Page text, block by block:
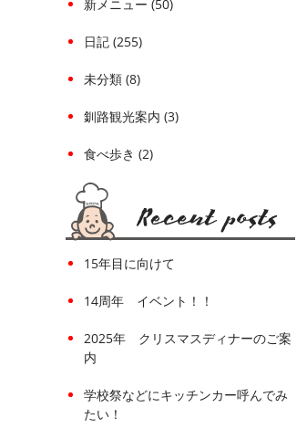
新メニュー (50)
日記 (255)
未分類 (8)
釧路観光案内 (3)
食べ歩き (2)
15年目に向けて
14周年 イベント！！
2025年 クリスマスディナーのご案
内
学校祭などにキッチンカー呼んでみ
たい！